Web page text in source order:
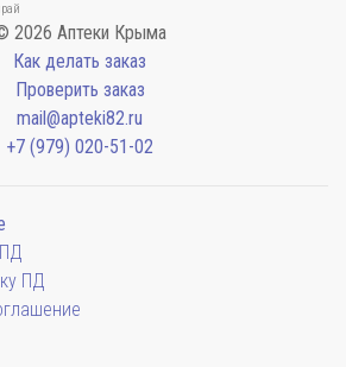
2026 Аптеки Крыма
Как делать заказ
Проверить заказ
mail@apteki82.ru
+7 (979) 020-51-02
ПД